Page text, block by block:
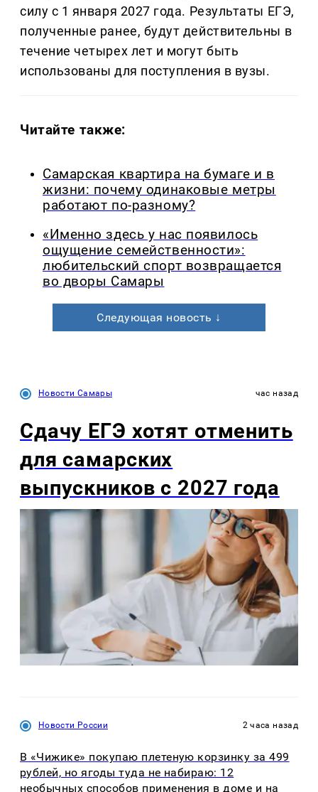
силу с 1 января 2027 года. Результаты ЕГЭ,
полученные ранее, будут действительны в
течение четырех лет и могут быть
использованы для поступления в вузы.
Читайте также:
Самарская квартира на бумаге и в
жизни: почему одинаковые метры
работают по-разному?
«Именно здесь у нас появилось
ощущение семейственности»:
любительский спорт возвращается
во дворы Самары
Следующая новость ↓
Новости Самары час назад
Сдачу ЕГЭ хотят отменить
для самарских
выпускников с 2027 года
Новости России 2 часа назад
В «Чижике» покупаю плетеную корзинку за 499
рублей, но ягоды туда не набираю: 12
необычных способов применения в доме и на